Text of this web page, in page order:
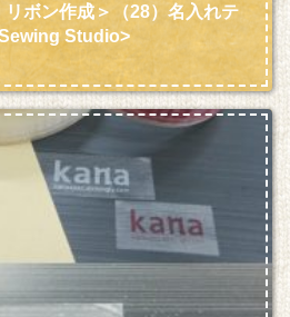
リボン作成＞（28）名入れテ
Studio>